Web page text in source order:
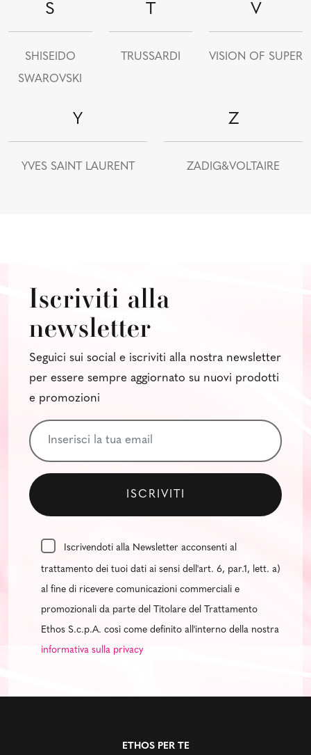
S
SHISEIDO
SWAROVSKI
T
TRUSSARDI
V
VISION OF SUPER
Y
YVES SAINT LAURENT
Z
ZADIG&VOLTAIRE
Iscriviti alla
newsletter
Seguici sui social e iscriviti alla nostra newsletter
per essere sempre aggiornato su nuovi prodotti
e promozioni
Iscrivendoti alla Newsletter acconsenti al
trattamento dei tuoi dati ai sensi dell'art. 6, par.1, lett. a)
al fine di ricevere comunicazioni commerciali e
promozionali da parte del Titolare del Trattamento
Ethos S.c.p.A. così come definito all'interno della nostra
informativa sulla privacy
ETHOS PER TE